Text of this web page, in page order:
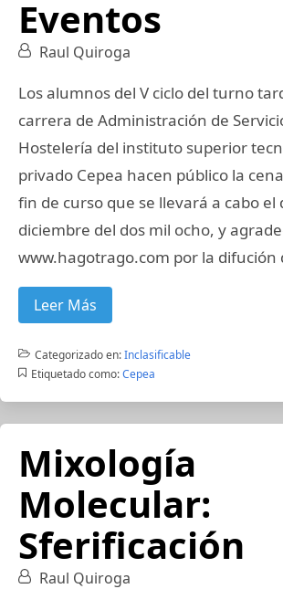
Eventos
Raul Quiroga
Los alumnos del V ciclo del turno
carrera de Administración de
Hostelería del instituto superior
privado Cepea hacen público la
fin de curso que se llevará a cabo el
diciembre del dos mil ocho, y
www.hagotrago.com por la difución
Leer Más
Categorizado en:Inclasificable
Etiquetado como: Cepea
Mixología
Molecular:
Sferificación
Raul Quiroga